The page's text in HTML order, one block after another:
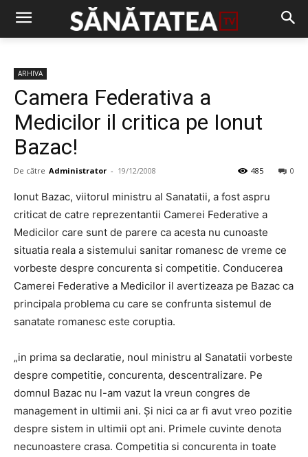
ARHIVA
Camera Federativa a
Medicilor il critica pe Ionut
Bazac!
De către Administrator - 19/12/2008 0
485
Ionut Bazac, viitorul ministru al Sanatatii, a fost aspru
criticat de catre reprezentantii Camerei Federative a
Medicilor care sunt de parere ca acesta nu cunoaste
situatia reala a sistemului sanitar romanesc de vreme ce
vorbeste despre concurenta si competitie. Conducerea
Camerei Federative a Medicilor il avertizeaza pe Bazac ca
principala problema cu care se confrunta sistemul de
sanatate romanesc este coruptia.
„in prima sa declaratie, noul ministru al Sanatatii vorbeste
despre competitie, concurenta, descentralizare. Pe
domnul Bazac nu l-am vazut la vreun congres de
management in ultimii ani. Şi nici ca ar fi avut vreo pozitie
despre sistem in ultimii opt ani. Primele cuvinte denota
necunoastere crasa. Competitia si concurenta in toate